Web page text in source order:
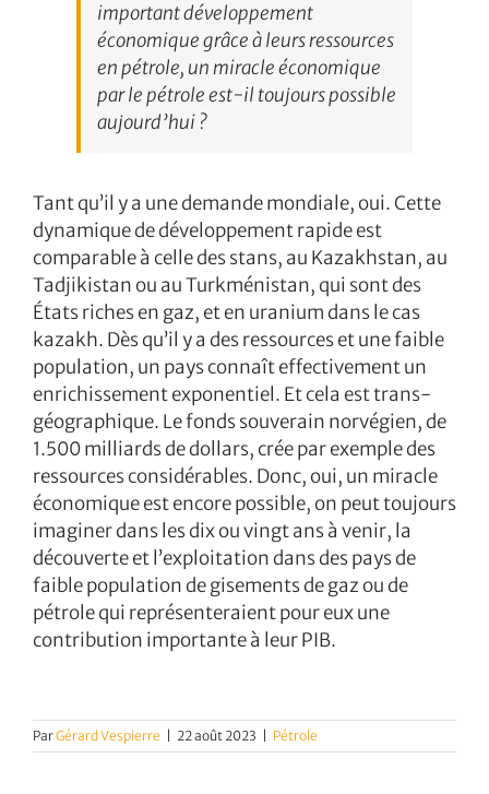
important développement
économique grâce à leurs ressources
en pétrole, un miracle économique
par le pétrole est-il toujours possible
aujourd’hui ?
Tant qu’il y a une demande mondiale, oui. Cette
dynamique de développement rapide est
comparable à celle des stans, au Kazakhstan, au
Tadjikistan ou au Turkménistan, qui sont des
États riches en gaz, et en uranium dans le cas
kazakh. Dès qu’il y a des ressources et une faible
population, un pays connaît effectivement un
enrichissement exponentiel. Et cela est trans-
géographique. Le fonds souverain norvégien, de
1.500 milliards de dollars, crée par exemple des
ressources considérables. Donc, oui, un miracle
économique est encore possible, on peut toujours
imaginer dans les dix ou vingt ans à venir, la
découverte et l’exploitation dans des pays de
faible population de gisements de gaz ou de
pétrole qui représenteraient pour eux une
contribution importante à leur PIB.
ParGérard Vespierre | 22 août 2023 | Pétrole